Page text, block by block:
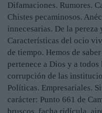
Difamaciones. Rumores.
Chistes pecaminosos.
innecesarias. De la pereza
Características del ocio
de tiempo. Hemos de
pertenece a Dios y a todos
corrupción de las
Políticas. Empresariales.
carácter: Punto 661 de